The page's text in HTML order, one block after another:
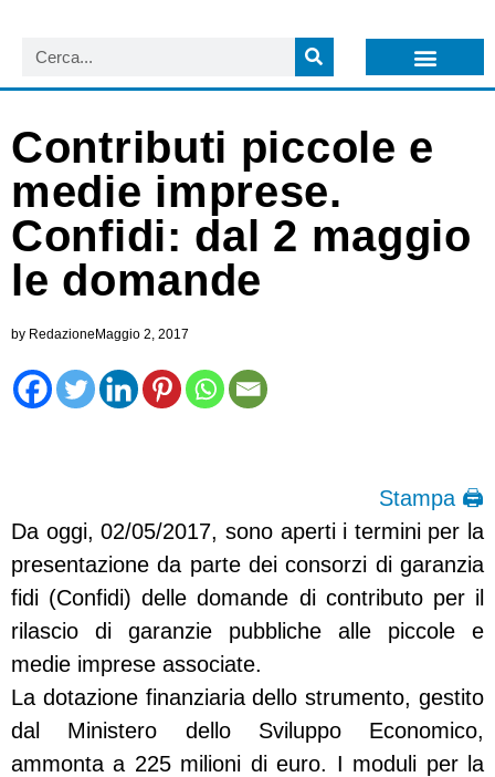
Contributi piccole e
medie imprese.
Confidi: dal 2 maggio
le domande
by Redazione Maggio 2, 2017
Stampa 🖨
Da oggi, 02/05/2017, sono aperti i termini per la
presentazione da parte dei consorzi di garanzia
fidi (Confidi) delle domande di contributo per il
rilascio di garanzie pubbliche alle piccole e
medie imprese associate.
La dotazione finanziaria dello strumento, gestito
dal Ministero dello Sviluppo Economico,
ammonta a 225 milioni di euro. I moduli per la